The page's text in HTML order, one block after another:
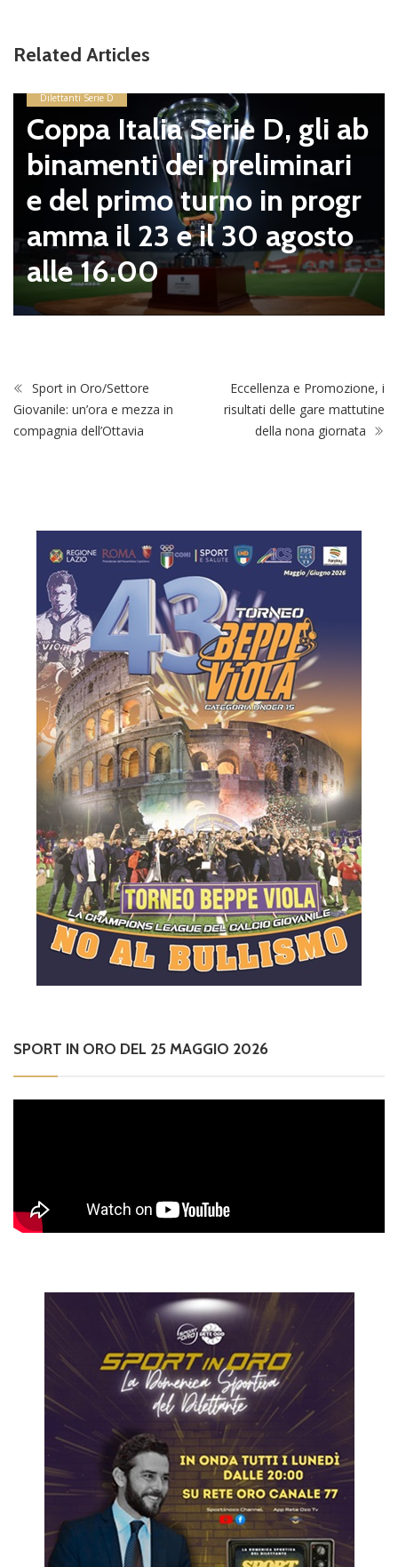
Related Articles
Serie D
Italia Serie D, gli ab
dei preliminari
primo turno in progr
il 23 e il 30 agosto
16.00
Sport in Oro/Settore
Giovanile: un’ora e mezza in
compagnia dell’Ottavia
Eccellenza e Promozione, i
risultati delle gare mattutine
della nona giornata
SPORT IN ORO DEL 25 MAGGIO 2026